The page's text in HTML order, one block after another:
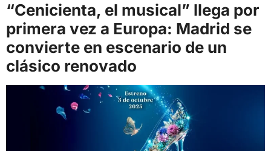
“Cenicienta, el musical” llega por
primera vez a Europa: Madrid se
convierte en escenario de un
clásico renovado